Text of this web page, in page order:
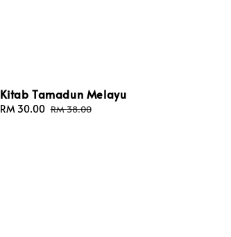
Kitab Tamadun Melayu
Sale
RM 30.00 Regular
RM 38.00